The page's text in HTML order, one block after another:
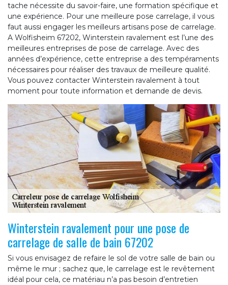
tache nécessite du savoir-faire, une formation spécifique et
une expérience. Pour une meilleure pose carrelage, il vous
faut aussi engager les meilleurs artisans pose de carrelage.
A Wolfisheim 67202, Winterstein ravalement est l’une des
meilleures entreprises de pose de carrelage. Avec des
années d’expérience, cette entreprise a des tempéraments
nécessaires pour réaliser des travaux de meilleure qualité.
Vous pouvez contacter Winterstein ravalement à tout
moment pour toute information et demande de devis.
Winterstein ravalement pour une pose de
carrelage de salle de bain 67202
Si vous envisagez de refaire le sol de votre salle de bain ou
même le mur ; sachez que, le carrelage est le revêtement
idéal pour cela, ce matériau n’a pas besoin d’entretien